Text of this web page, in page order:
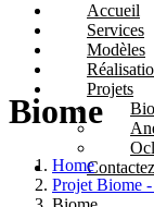
Accueil
Services
Modèles
Projets
Biome
Home
Projet Biome